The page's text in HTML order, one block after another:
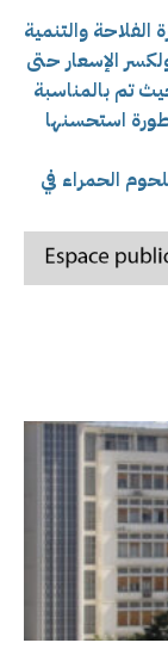
الفلاحة والتنمية
الإسعار حتى
تم بالمناسبة
استحسنها
الحمراء في